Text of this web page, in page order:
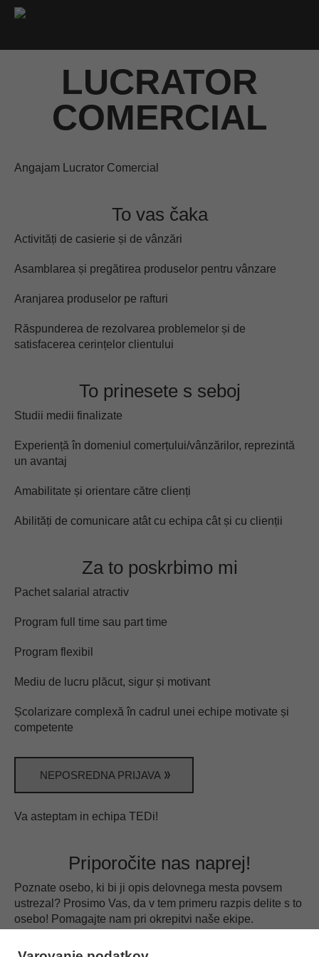
LUCRATOR
COMERCIAL
Angajam Lucrator Comercial
To vas čaka
Activități de casierie și de vânzări
Asamblarea și pregătirea produselor pentru vânzare
Aranjarea produselor pe rafturi
Răspunderea de rezolvarea problemelor și de
satisfacerea cerințelor clientului
To prinesete s seboj
Studii medii finalizate
Experiență în domeniul comerțului/vânzărilor, reprezintă
un avantaj
Amabilitate și orientare către clienți
Abilități de comunicare atât cu echipa cât și cu clienții
Za to poskrbimo mi
Pachet salarial atractiv
Program full time sau part time
Program flexibil
Mediu de lucru plăcut, sigur și motivant
Școlarizare complexă în cadrul unei echipe motivate și
competente
NEPOSREDNA PRIJAVA
Va asteptam in echipa TEDi!
Priporočite nas naprej!
Poznate osebo, ki bi ji opis delovnega mesta povsem
ustrezal? Prosimo Vas, da v tem primeru razpis delite s to
osebo! Pomagajte nam pri okrepitvi naše ekipe.